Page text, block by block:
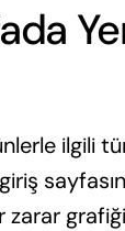
ilgili